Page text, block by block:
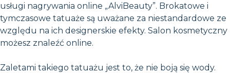
usługi nagrywania online „AlviBeauty”. Brokatowe i
tymczasowe tatuaże są uważane za niestandardowe ze
względu na ich designerskie efekty. Salon kosmetyczny
możesz znaleźć online.
Zaletami takiego tatuażu jest to, że nie boją się wody.